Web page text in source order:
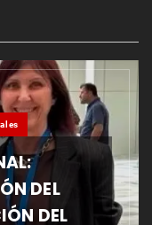
DEL
DEL